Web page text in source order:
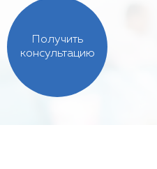
Получить
консультацию